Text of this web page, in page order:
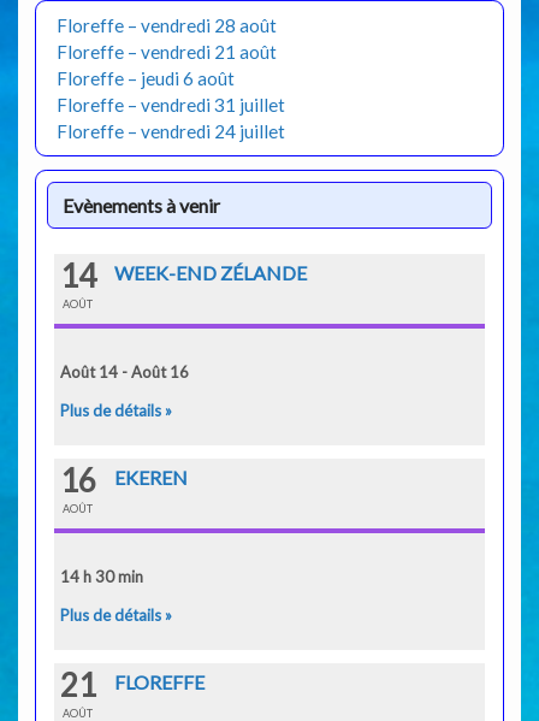
Floreffe – vendredi 28 août
Floreffe – vendredi 21 août
Floreffe – jeudi 6 août
Floreffe – vendredi 31 juillet
Floreffe – vendredi 24 juillet
Evènements à venir
14
AOÛT
WEEK-END ZÉLANDE
Août 14 - Août 16
Plus de détails »
16
AOÛT
EKEREN
14 h 30 min
Plus de détails »
21
AOÛT
FLOREFFE